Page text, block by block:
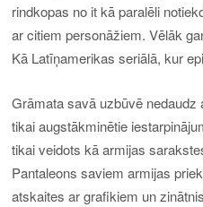
rindkopas no it kā paralēli
ar citiem personāžiem. Vēlāk
Kā Latīņamerikas seriālā, kur
Grāmata savā uzbūvē
tikai augstākminētie
tikai veidots kā armijas
Pantaleons saviem armijas
atskaites ar grafikiem un